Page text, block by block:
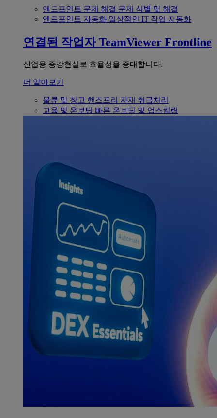
엔드포인트 문제 해결 문제 식별 및 해결
엔드포인트 자동화 일상적인 IT 작업 자동화
연결된 작업자 TeamViewer Frontline
산업용 증강현실로 효율성을 증대합니다.
더 알아보기
물류 및 창고 핸즈프리 자재 취급처리
교육 및 온보딩 빠른 온보딩 및 업스킬링